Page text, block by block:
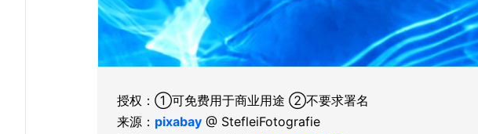
授权：①可免费用于商业用途 ②不要求署名
来源： pixabay@ StefleiFotografie